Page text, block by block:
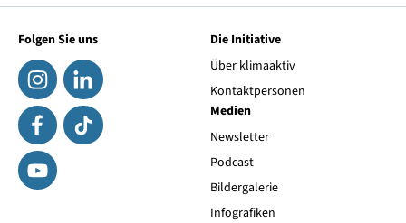
Folgen Sie uns
Die Initiative
Über klimaaktiv
Kontaktpersonen
Medien
Newsletter
Podcast
Bildergalerie
Infografiken